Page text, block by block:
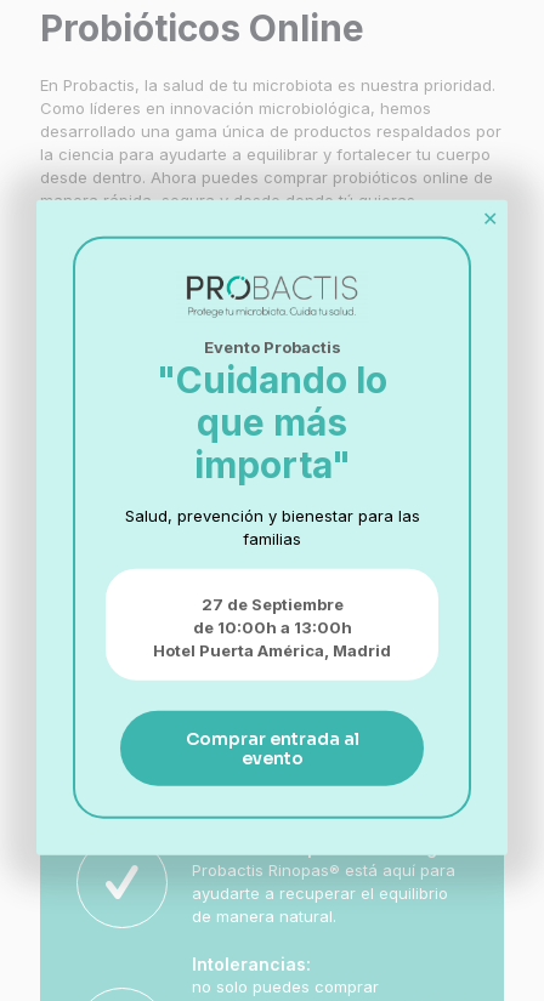
Probióticos Online
En Probactis, la salud de tu microbiota es nuestra prioridad.
Como líderes en innovación microbiológica, hemos
desarrollado una gama única de productos respaldados por
la ciencia para ayudarte a equilibrar y fortalecer tu cuerpo
desde dentro. Ahora puedes comprar probióticos online de
manera rápida, segura y desde donde tú quieras.
Nuestra colección
incluye soluciones
para todas las
edades y
necesidades:
Fortalece tu defensas:
Con opciones como Probactis
Strep®, diseñado para reforzar la
microbiota oral, primera línea de
defensa de oído, nariz y garganta.
Alivio digestivo y equilibrio
intestinal:
Descubre Probactis Entero® y otras
formulaciones ideales para
devolverle la funcionalidad a tu
Probactis Rinopas® está aquí para
ayudarte a recuperar el equilibrio
de manera natural.
Intolerancias:
no solo puedes comprar
✕
Evento Probactis
"Cuidando lo
que más
importa"
Salud, prevención y bienestar para las
familias
27 de Septiembre
de 10:00h a 13:00h
Hotel Puerta América, Madrid
Comprar entrada al
evento